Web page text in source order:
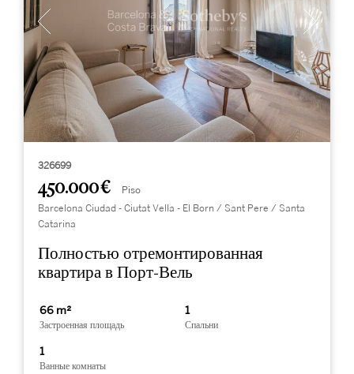
326699
450.000 € Piso
Barcelona Ciudad - Ciutat Vella - El Born / Sant Pere / Santa
Catarina
Полностью отремонтированная
квартира в Порт-Вель
66 m²
Застроенная площадь
1
Спальни
1
Ванные комнаты